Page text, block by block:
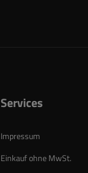
Services
Impressum
Einkauf ohne MwSt.